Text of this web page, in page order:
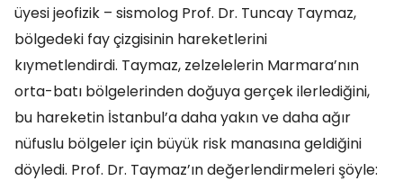
üyesi jeofizik – sismolog Prof. Dr. Tuncay Taymaz,
bölgedeki fay çizgisinin hareketlerini
kıymetlendirdi. Taymaz, zelzelelerin Marmara’nın
orta-batı bölgelerinden doğuya gerçek ilerlediğini,
bu hareketin İstanbul’a daha yakın ve daha ağır
nüfuslu bölgeler için büyük risk manasına geldiğini
döyledi. Prof. Dr. Taymaz’ın değerlendirmeleri şöyle: